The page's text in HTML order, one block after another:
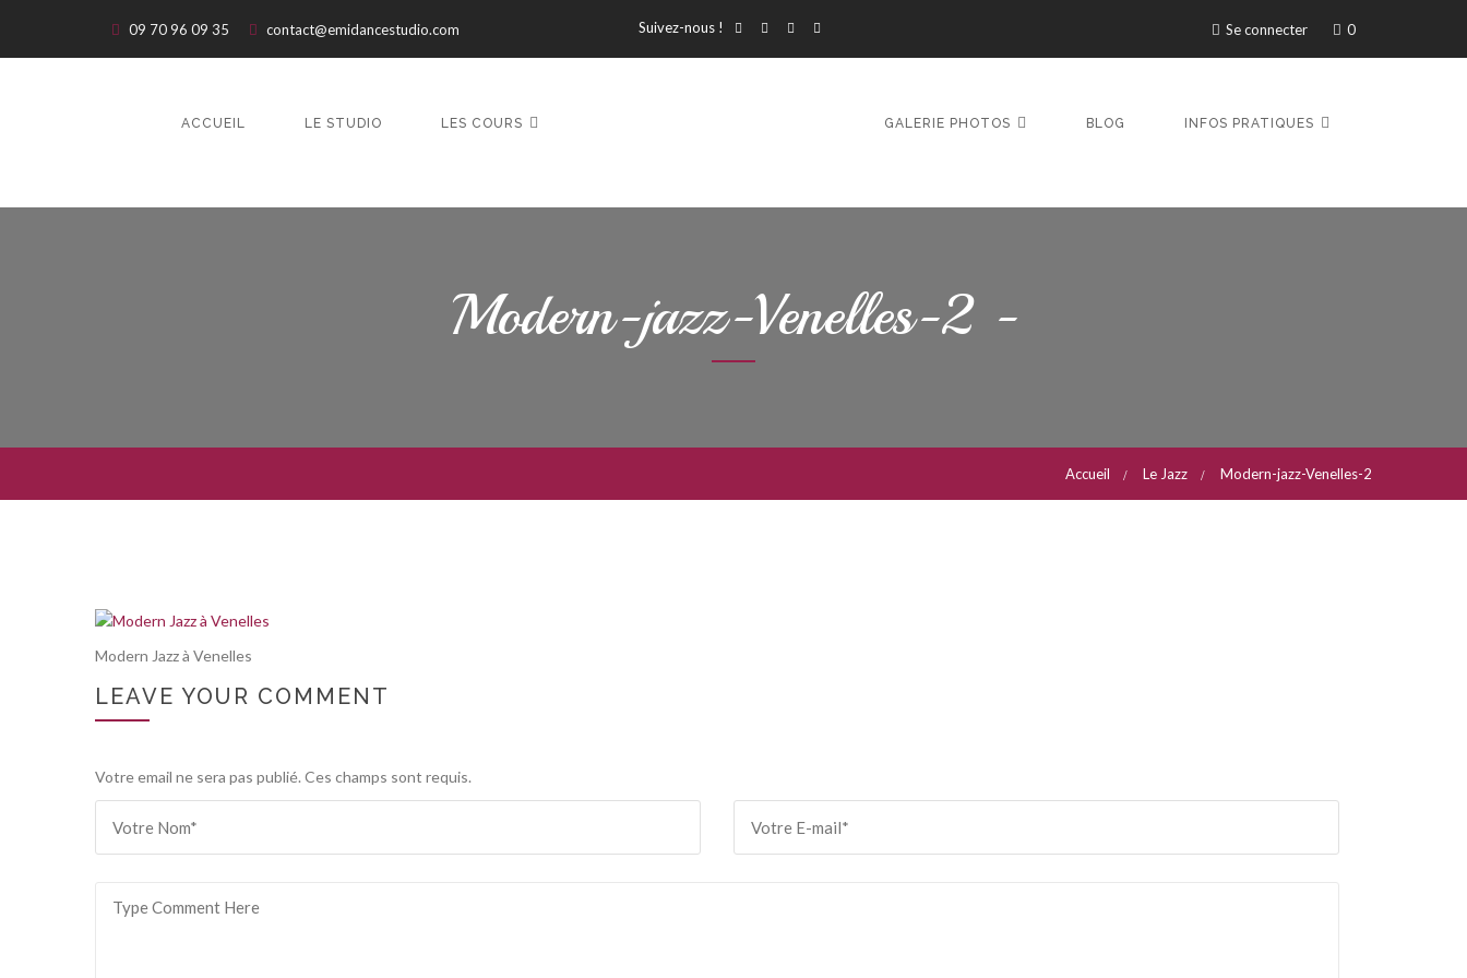
09 70 96 09 35 contact@emidancestudio.com Se connecter 0
Suivez-nous !
ACCUEIL LE STUDIO LES COURS GALERIE PHOTOS BLOG INFOS PRATIQUES
Modern-jazz-Venelles-2 -
Accueil Le Jazz Modern-jazz-Venelles-2
Modern Jazz à Venelles
LEAVE YOUR COMMENT
Votre email ne sera pas publié. Ces champs sont requis.